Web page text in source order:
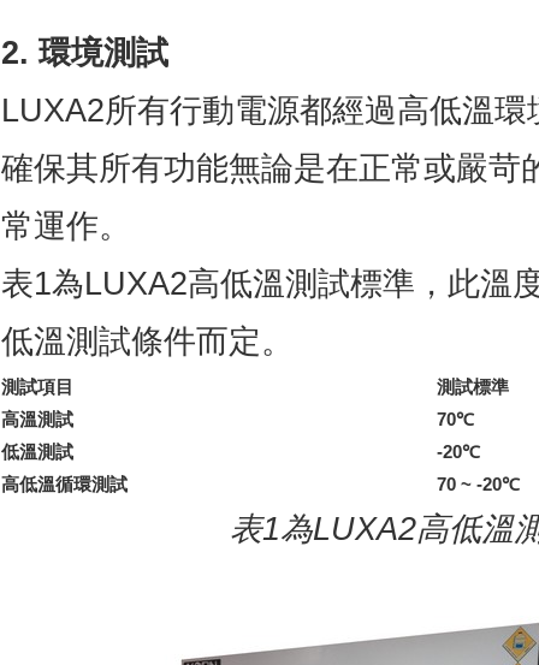
2. 環境測試
LUXA2所有行動電源都經過高低溫
確保其所有功能無論是在正常或嚴苛
常運作。
表1為LUXA2高低溫測試標準，此溫
低溫測試條件而定。
測試項目
測試標準
高溫測試
70℃
低溫測試
-20℃
高低溫循環測試
70 ~ -20℃
表1為LUXA2高低溫